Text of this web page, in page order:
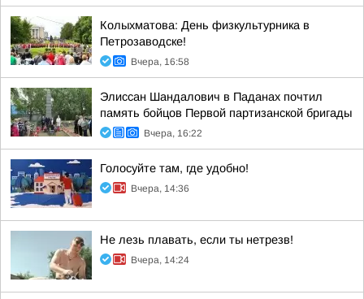
Колыхматова: День физкультурника в
Петрозаводске!
Вчера, 16:58
Элиссан Шандалович в Паданах почтил
память бойцов Первой партизанской бригады
Вчера, 16:22
Голосуйте там, где удобно!
Вчера, 14:36
Не лезь плавать, если ты нетрезв!
Вчера, 14:24